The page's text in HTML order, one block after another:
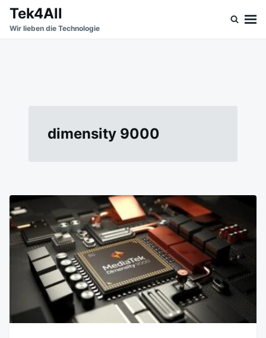
SkipSearch
for:
Tek4All
Wir lieben die Technologie
dimensity 9000